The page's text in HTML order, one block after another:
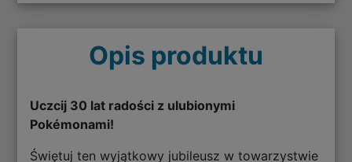
Opis produktu
Uczcij 30 lat radości z ulubionymi
Pokémonami!
Świętuj ten wyjątkowy jubileusz w towarzystwie